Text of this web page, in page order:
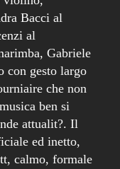
Bacci al
al
Gabriele
con gesto largo
che non
ben si
attualit?. Il
ed inetto,
calmo, formale